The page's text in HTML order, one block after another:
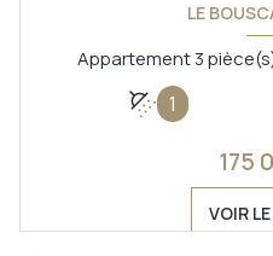
LE
1
175
VOIR